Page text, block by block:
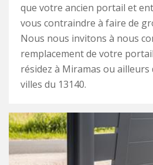
que votre ancien portail et
vous contraindre à faire de
Nous nous invitons à nous
remplacement de votre
résidez à Miramas ou ailleurs
villes du 13140.